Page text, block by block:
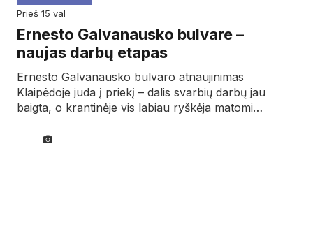
prieš 15 val
Ernesto Galvanausko bulvare –
naujas darbų etapas
Ernesto Galvanausko bulvaro atnaujinimas
Klaipėdoje juda į priekį – dalis svarbių darbų jau
baigta, o krantinėje vis labiau ryškėja matomi…